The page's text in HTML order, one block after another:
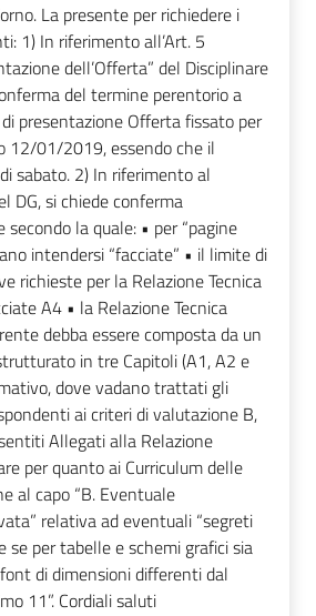
La presente per richiedere i
1) In riferimento all’Art. 5
dell’Offerta” del Disciplinare
del termine perentorio a
presentazione Offerta fissato per
12/01/2019, essendo che il
sabato. 2) In riferimento al
DG, si chiede conferma
secondo la quale: • per “pagine
intendersi “facciate” • il limite di
richieste per la Relazione Tecnica
A4 • la Relazione Tecnica
debba essere composta da un
in tre Capitoli (A1, A2 e
dove vadano trattati gli
ai criteri di valutazione B,
Allegati alla Relazione
per quanto ai Curriculum delle
al capo “B. Eventuale
relativa ad eventuali “segreti
se per tabelle e schemi grafici sia
di dimensioni differenti dal
11”. Cordiali saluti